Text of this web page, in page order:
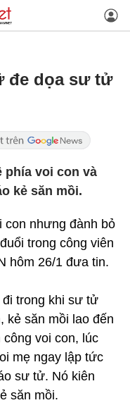
đe dọa sư tử
phía voi con và
kẻ săn mồi.
con nhưng đành bỏ
trong công viên
hôm 26/1 đưa tin.
trong khi sư tử
kẻ săn mồi lao đến
voi con, lúc
mẹ ngay lập tức
sư tử. Nó kiên
săn mồi.